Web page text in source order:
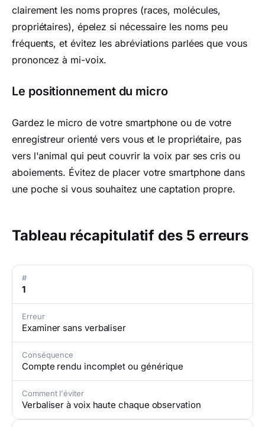
clairement les noms propres (races, molécules,
propriétaires), épelez si nécessaire les noms peu
fréquents, et évitez les abréviations parlées que vous
prononcez à mi-voix.
Le positionnement du micro
Gardez le micro de votre smartphone ou de votre
enregistreur orienté vers vous et le propriétaire, pas
vers l'animal qui peut couvrir la voix par ses cris ou
aboiements. Évitez de placer votre smartphone dans
une poche si vous souhaitez une captation propre.
Tableau récapitulatif des 5 erreurs
#
1
Erreur
Examiner sans verbaliser
Conséquence
Compte rendu incomplet ou générique
Comment l'éviter
Verbaliser à voix haute chaque observation